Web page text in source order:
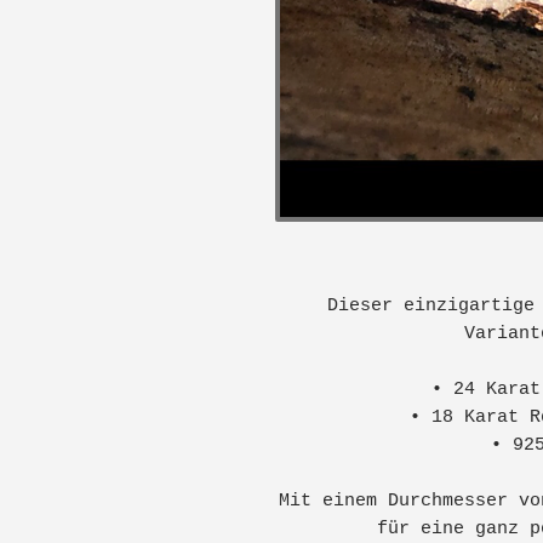
Dieser
• 24
• 18 Karat
•
Mit einem Durchmesser
für eine ganz